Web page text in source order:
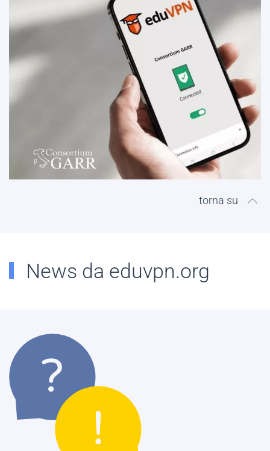
SCARICA
torna su
News da eduvpn.org